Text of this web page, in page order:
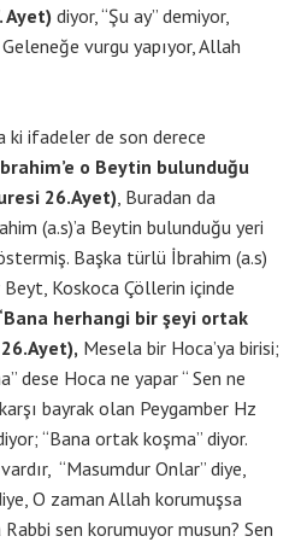
Ayet) diyor, “Şu ay” demiyor,
vurgu yapıyor, Allah
ki ifadeler de son derece
o Beytin bulunduğu
26.Ayet), Buradan da
(a.s)’a Beytin bulunduğu yeri
Başka türlü İbrahim (a.s)
Koskoca Çöllerin içinde
herhangi bir şeyi ortak
Mesela bir Hoca’ya birisi;
dese Hoca ne yapar “ Sen ne
bayrak olan Peygamber Hz
“Bana ortak koşma” diyor.
“Masumdur Onlar” diye,
O zaman Allah korumuşsa
Rabbi sen korumuyor musun? Sen